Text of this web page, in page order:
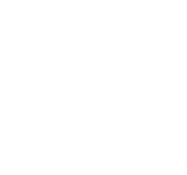
Veinte años
Copa del